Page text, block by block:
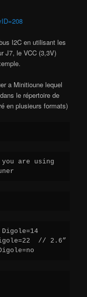
I2C en utilisant les
J7, le VCC (3,3V)
a Minitioune lequel
le répertoire de
en plusieurs formats)
are using
// 2.6” =>